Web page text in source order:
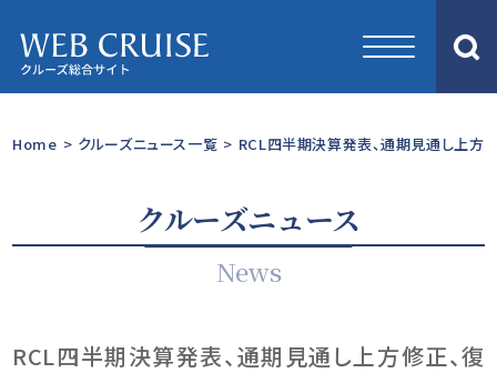
Home > クルーズニュース一覧 > RCL四半期決算発表、通期見通し上方
クルーズニュース
News
RCL四半期決算発表、通期見通し上方修正、復